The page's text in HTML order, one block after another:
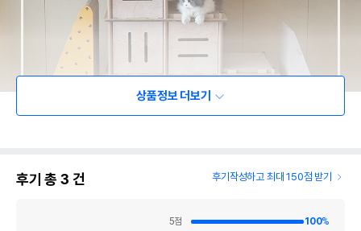
상품정보 더보기
후기 총 3 건 후기작성하고 최대 150점 받기
5점 100%